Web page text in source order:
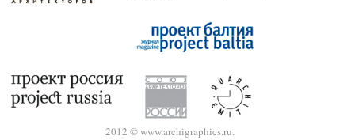
2012 © www.archigraphics.ru.